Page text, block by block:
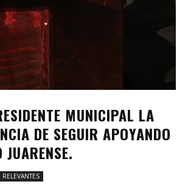
MUNICIPAL LA
DE SEGUIR APOYANDO
RELEVANTES